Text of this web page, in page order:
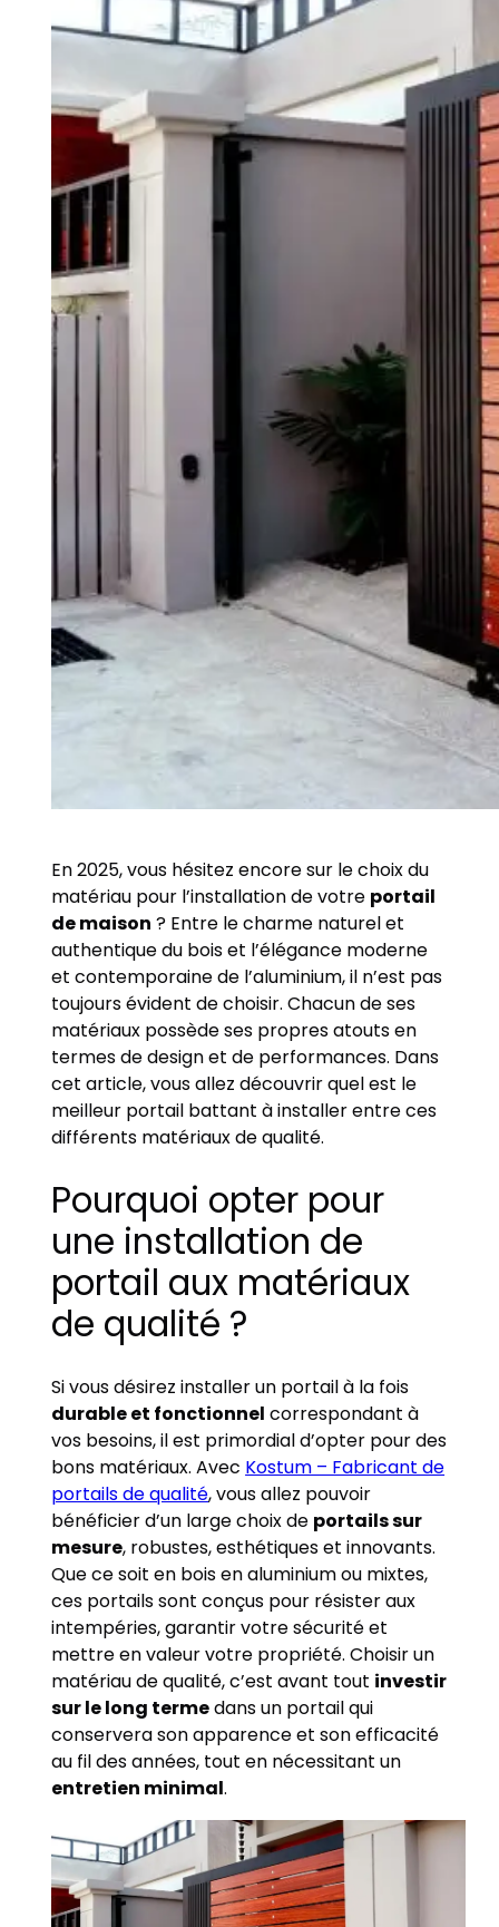
En 2025, vous hésitez encore sur le choix du
matériau pour l’installation de votre portail
de maison ? Entre le charme naturel et
authentique du bois et l’élégance moderne
et contemporaine de l’aluminium, il n’est pas
toujours évident de choisir. Chacun de ses
matériaux possède ses propres atouts en
termes de design et de performances. Dans
cet article, vous allez découvrir quel est le
meilleur portail battant à installer entre ces
différents matériaux de qualité.
Pourquoi opter pour
une installation de
portail aux matériaux
de qualité ?
Si vous désirez installer un portail à la fois
durable et fonctionnel correspondant à
vos besoins, il est primordial d’opter pour des
bons matériaux. Avec Kostum – Fabricant de
portails de qualité, vous allez pouvoir
bénéficier d’un large choix de portails sur
mesure, robustes, esthétiques et innovants.
Que ce soit en bois en aluminium ou mixtes,
ces portails sont conçus pour résister aux
intempéries, garantir votre sécurité et
mettre en valeur votre propriété. Choisir un
matériau de qualité, c’est avant tout investir
sur le long termedans un portail qui
conservera son apparence et son efficacité
au fil des années, tout en nécessitant un
entretien minimal.